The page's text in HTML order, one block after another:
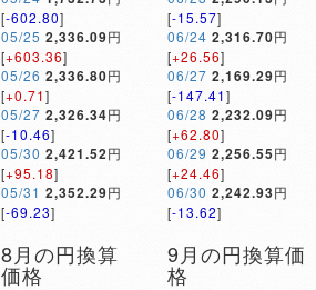
[-602.80]
05/25 2,336.09円
[+603.36]
05/26 2,336.80円
[+0.71]
05/27 2,326.34円
[-10.46]
05/30 2,421.52円
[+95.18]
05/31 2,352.29円
[-69.23]
[-15.57]
06/24 2,316.70円
[+26.56]
06/27 2,169.29円
[-147.41]
06/28 2,232.09円
[+62.80]
06/29 2,256.55円
[+24.46]
06/30 2,242.93円
[-13.62]
8月の円換算
価格
9月の円換算価
格